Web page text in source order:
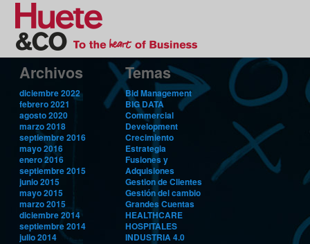
Archivos
diciembre 2022
febrero 2021
agosto 2020
marzo 2018
septiembre 2016
mayo 2016
enero 2016
septiembre 2015
junio 2015
mayo 2015
marzo 2015
diciembre 2014
septiembre 2014
julio 2014
Temas
Bid Management
BIG DATA
Commercial
Development
Crecimiento
Estrategia
Fusiones y
Adquisiones
Gestion de Clientes
Gestión del cambio
Grandes Cuentas
HEALTHCARE
HOSPITALES
INDUSTRIA 4.0